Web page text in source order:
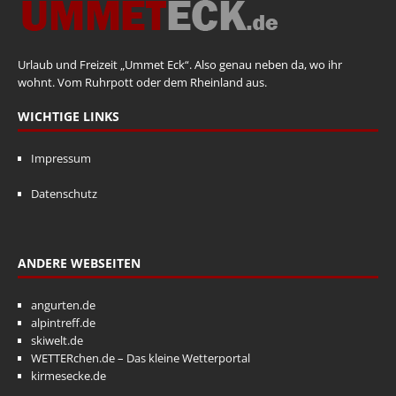
Urlaub und Freizeit „Ummet Eck“. Also genau neben da, wo ihr
wohnt. Vom Ruhrpott oder dem Rheinland aus.
WICHTIGE LINKS
Impressum
Datenschutz
ANDERE WEBSEITEN
angurten.de
alpintreff.de
skiwelt.de
WETTERchen.de – Das kleine Wetterportal
kirmesecke.de